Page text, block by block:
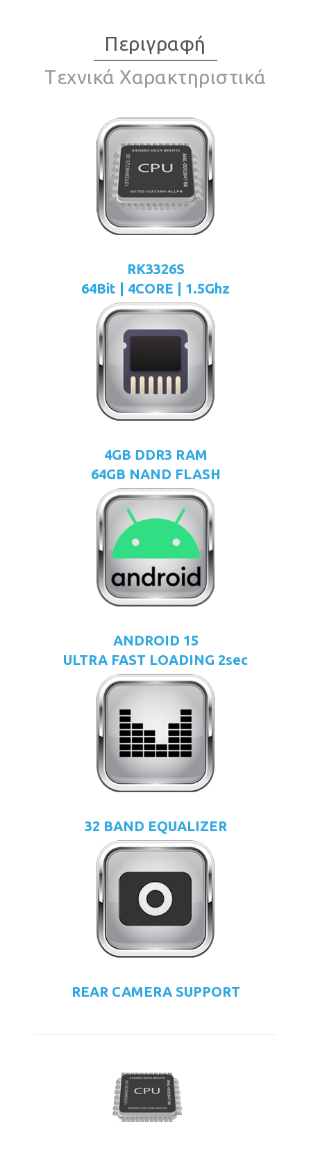
Περιγραφή
Tεχνικά Χαρακτηριστικά
RK3326S
64Bit | 4CORE | 1.5Ghz
4GB DDR3 RAM
64GB NAND FLASH
ANDROID 15
ULTRA FAST LOADING 2sec
32 BAND EQUALIZER
REAR CAMERA SUPPORT